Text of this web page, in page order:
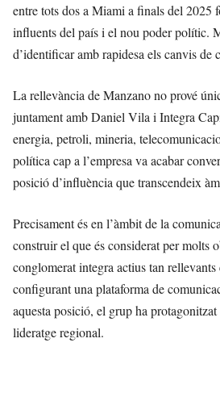
entre tots dos a Miami a finals del 2025
influents del país i el nou poder polític.
d’identificar amb rapidesa els canvis
La rellevància de Manzano no prové
juntament amb Daniel Vila i Integra
energia, petroli, mineria,
política cap a l’empresa va acabar
posició d’influència que transcendeix
Precisament és en l’àmbit de la
construir el que és considerat per molts
conglomerat integra actius tan
configurant una plataforma de
aquesta posició, el grup ha protagonitzat
lideratge regional.